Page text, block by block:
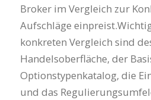
Broker im Vergleich zur
Aufschläge
konkreten Vergleich sind
Handelsoberfläche, der
Optionstypenkatalog, die
und das